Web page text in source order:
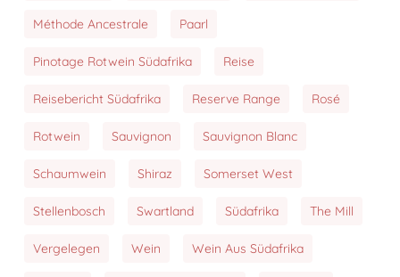
Méthode Ancestrale Paarl
Pinotage Rotwein Südafrika Reise
Reisebericht Südafrika Reserve Range Rosé
Rotwein Sauvignon Sauvignon Blanc
Schaumwein Shiraz Somerset West
Stellenbosch Swartland Südafrika The Mill
Vergelegen Wein Wein Aus Südafrika